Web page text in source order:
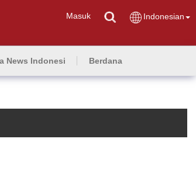
Masuk Indonesian
News Indonesi Berdana